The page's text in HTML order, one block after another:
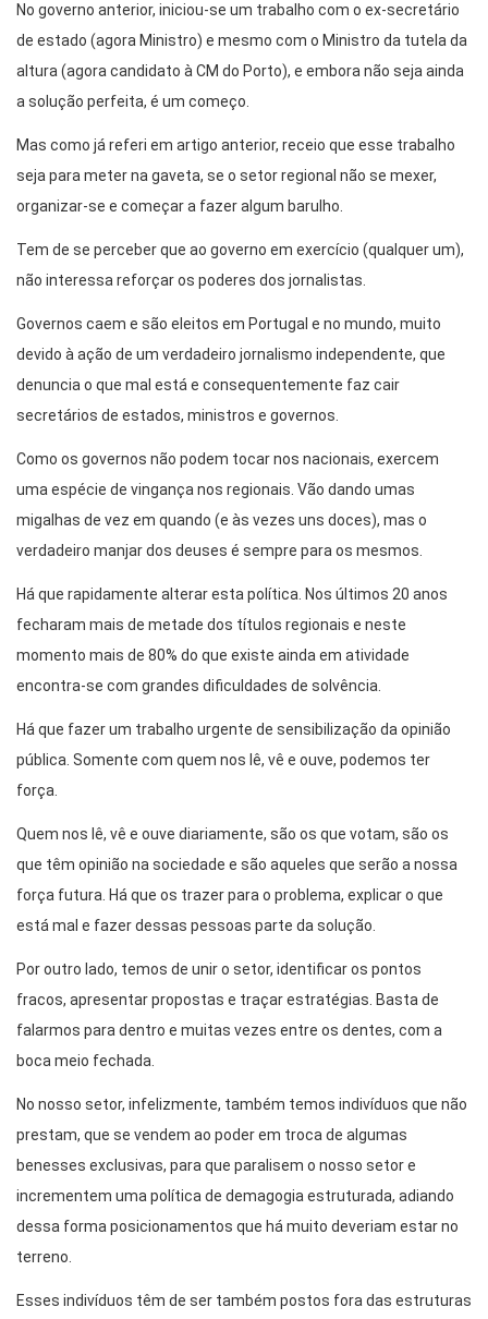
No governo anterior, iniciou-se um trabalho com o ex-secretário
de estado (agora Ministro) e mesmo com o Ministro da tutela da
altura (agora candidato à CM do Porto), e embora não seja ainda
a solução perfeita, é um começo.
Mas como já referi em artigo anterior, receio que esse trabalho
seja para meter na gaveta, se o setor regional não se mexer,
organizar-se e começar a fazer algum barulho.
Tem de se perceber que ao governo em exercício (qualquer um),
não interessa reforçar os poderes dos jornalistas.
Governos caem e são eleitos em Portugal e no mundo, muito
devido à ação de um verdadeiro jornalismo independente, que
denuncia o que mal está e consequentemente faz cair
secretários de estados, ministros e governos.
Como os governos não podem tocar nos nacionais, exercem
uma espécie de vingança nos regionais. Vão dando umas
migalhas de vez em quando (e às vezes uns doces), mas o
verdadeiro manjar dos deuses é sempre para os mesmos.
Há que rapidamente alterar esta política. Nos últimos 20 anos
fecharam mais de metade dos títulos regionais e neste
momento mais de 80% do que existe ainda em atividade
encontra-se com grandes dificuldades de solvência.
Há que fazer um trabalho urgente de sensibilização da opinião
pública. Somente com quem nos lê, vê e ouve, podemos ter
força.
Quem nos lê, vê e ouve diariamente, são os que votam, são os
que têm opinião na sociedade e são aqueles que serão a nossa
força futura. Há que os trazer para o problema, explicar o que
está mal e fazer dessas pessoas parte da solução.
Por outro lado, temos de unir o setor, identificar os pontos
fracos, apresentar propostas e traçar estratégias. Basta de
falarmos para dentro e muitas vezes entre os dentes, com a
boca meio fechada.
No nosso setor, infelizmente, também temos indivíduos que não
prestam, que se vendem ao poder em troca de algumas
benesses exclusivas, para que paralisem o nosso setor e
incrementem uma política de demagogia estruturada, adiando
dessa forma posicionamentos que há muito deveriam estar no
terreno.
Esses indivíduos têm de ser também postos fora das estruturas